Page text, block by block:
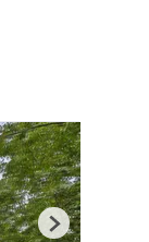
Next